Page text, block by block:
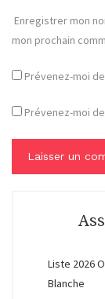
Enregistrer mon
mon prochain
Prévenez-moi
Prévenez-moi
Liste 2026
Blanche